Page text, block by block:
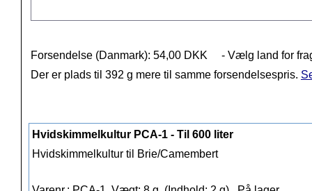
Forsendelse (Danmark): 54,00 DKK
- Vælg land for
Der er plads til 392 g mere til samme forsendelsespris.
Hvidskimmelkultur PCA-1 - Til 600 liter
Hvidskimmelkultur til Brie/Camembert